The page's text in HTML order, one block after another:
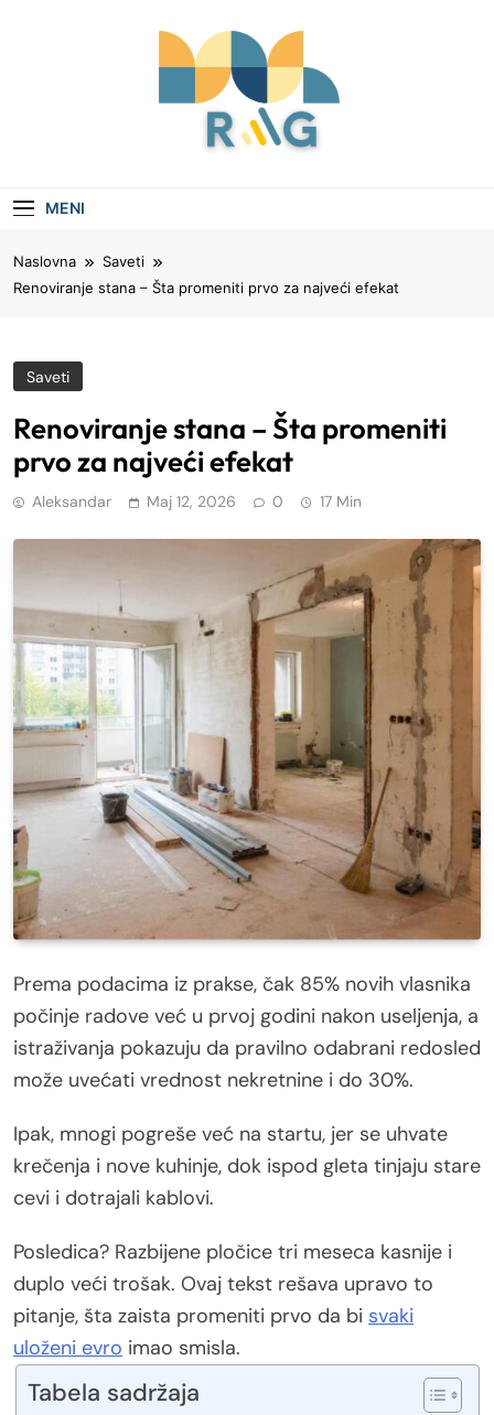
MENI
Naslovna
Saveti
Renoviranje stana – Šta promeniti prvo za najveći efekat
Saveti
Renoviranje stana – Šta promeniti
prvo za najveći efekat
Aleksandar Maj 12, 2026 0 17 Min
Prema podacima iz prakse, čak 85% novih vlasnika
počinje radove već u prvoj godini nakon useljenja, a
istraživanja pokazuju da pravilno odabrani redosled
može uvećati vrednost nekretnine i do 30%.
Ipak, mnogi pogreše već na startu, jer se uhvate
krečenja i nove kuhinje, dok ispod gleta tinjaju stare
cevi i dotrajali kablovi.
Posledica? Razbijene pločice tri meseca kasnije i
duplo veći trošak. Ovaj tekst rešava upravo to
pitanje, šta zaista promeniti prvo da bi svaki
uloženi evro imao smisla.
Tabela sadržaja